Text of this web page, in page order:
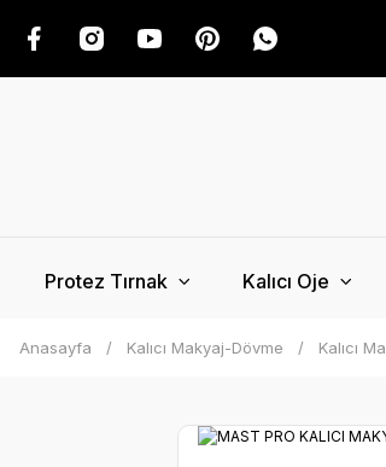
Protez Tırnak Kalıcı Oje
Anasayfa Kalıcı Makyaj-Dövme Kalıcı